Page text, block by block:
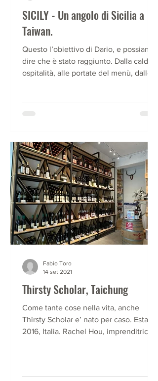
SICILY - Un angolo di Sicilia a
Taiwan.
Questo l’obiettivo di Dario, e possiamo
dire che è stato raggiunto. Dalla calda
ospitalità, alle portate del menù, dalle
Thirsty Scholar, Taichung
Come tante cose nella vita, anche
Thirsty Scholar e’ nato per caso. Estate
2016, Italia. Rachel Hou, imprenditrice
Fabio Toro
14 set 2021